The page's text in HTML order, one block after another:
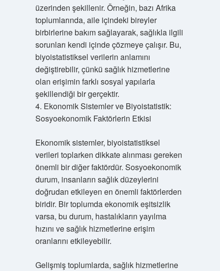
üzerinden şekillenir. Örneğin, bazı Afrika
toplumlarında, aile içindeki bireyler
birbirlerine bakım sağlayarak, sağlıkla ilgili
sorunları kendi içinde çözmeye çalışır. Bu,
biyoistatistiksel verilerin anlamını
değiştirebilir, çünkü sağlık hizmetlerine
olan erişimin farklı sosyal yapılarla
şekillendiği bir gerçektir.
4. Ekonomik Sistemler ve Biyoistatistik:
Sosyoekonomik Faktörlerin Etkisi
Ekonomik sistemler, biyoistatistiksel
verileri toplarken dikkate alınması gereken
önemli bir diğer faktördür. Sosyoekonomik
durum, insanların sağlık düzeylerini
doğrudan etkileyen en önemli faktörlerden
biridir. Bir toplumda ekonomik eşitsizlik
varsa, bu durum, hastalıkların yayılma
hızını ve sağlık hizmetlerine erişim
oranlarını etkileyebilir.
Gelişmiş toplumlarda, sağlık hizmetlerine